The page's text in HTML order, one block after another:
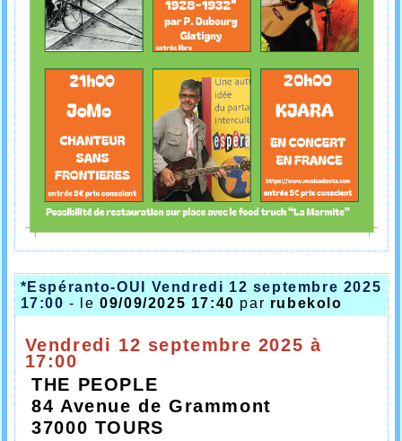
*Espéranto-OUI Vendredi 12 septembre 2025
17:00 - le09/09/2025 17:40 par rubekolo
Vendredi 12 septembre 2025 à
17:00
THE PEOPLE
84 Avenue de Grammont
37000 TOURS